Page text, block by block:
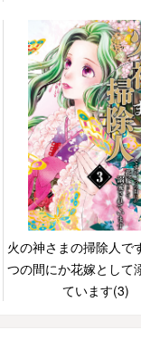
火の神さまの掃除人で
つの間にか花嫁として
ています(3)